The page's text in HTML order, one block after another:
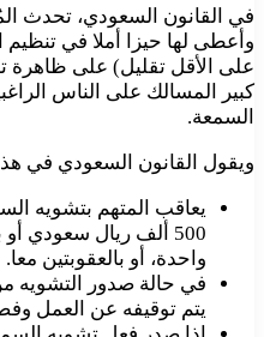
في القانون السعودي، تحدث
وأعطى لها حيزا أملا في تنظيم
على الأقل تقليل) على
كبير المسالك على الناس
السمعة.
ويقول القانون السعودي في
يعاقب المتهم بتشويه
500 ألف ريال سعودي
واحدة، أو بالعقوبتين معا.
في حالة صدور التشويه
يتم توقيفه عن العمل